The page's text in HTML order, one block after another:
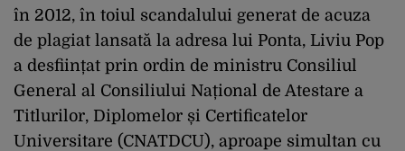
în 2012, în toiul scandalului generat de acuza
de plagiat lansată la adresa lui Ponta, Liviu Pop
a desființat prin ordin de ministru Consiliul
General al Consiliului Național de Atestare a
Titlurilor, Diplomelor și Certificatelor
Universitare (CNATDCU), aproape simultan cu